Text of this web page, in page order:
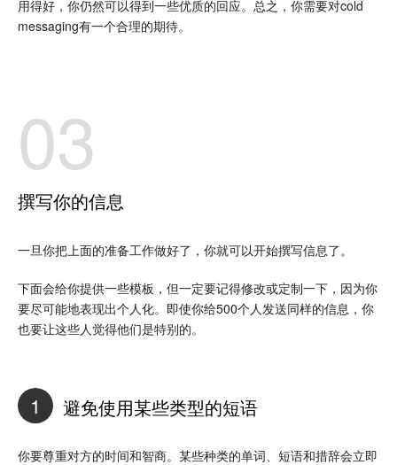
用得好，你仍然可以得到一些优质的回应。总之，你需要对cold
messaging有一个合理的期待。
03
撰写你的信息
一旦你把上面的准备工作做好了，你就可以开始撰写信息了。
下面会给你提供一些模板，但一定要记得修改或定制一下，因为你
要尽可能地表现出个人化。即使你给500个人发送同样的信息，你
也要让这些人觉得他们是特别的。
1 避免使用某些类型的短语
你要尊重对方的时间和智商。某些种类的单词、短语和措辞会立即